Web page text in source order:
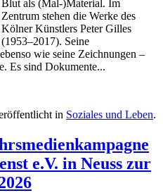
Blut als (Mal-)Material. Im
Zentrum stehen die Werke des
Kölner Künstlers Peter Gilles
(1953–2017). Seine
wie seine Zeichnungen –
Es sind Dokumente...
in Soziales und Leben.
e.V. in Neuss zur